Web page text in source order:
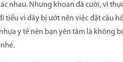
nhau. Nhưng khoan đã cười, vì
tiểu vì dây bị ướt nên việc đặt câu
y tế nên bạn yên tâm là không